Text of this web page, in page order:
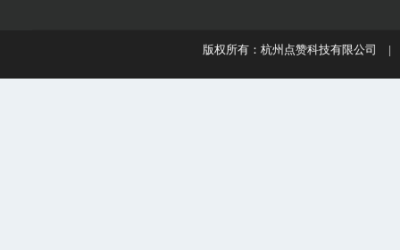
版权所有：杭州点赞科技有限公司